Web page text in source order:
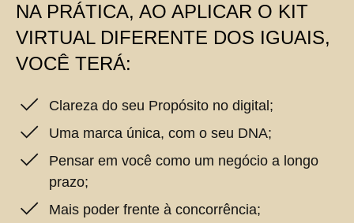
NA PRÁTICA, AO APLICAR O KIT
VIRTUAL DIFERENTE DOS IGUAIS,
VOCÊ TERÁ:
Clareza do seu Propósito no digital;
Uma marca única, com o seu DNA;
Pensar em você como um negócio a longo
prazo;
Mais poder frente à concorrência;